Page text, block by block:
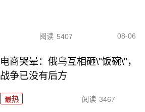
阅读 5407 08-06
电商哭晕：俄乌互相砸\"饭碗\"，
战争已没有后方
最热 阅读 3467